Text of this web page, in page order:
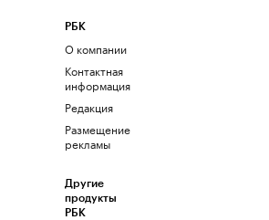
РБК
О компании
Контактная
информация
Редакция
Размещение
рекламы
Другие
продукты
РБК